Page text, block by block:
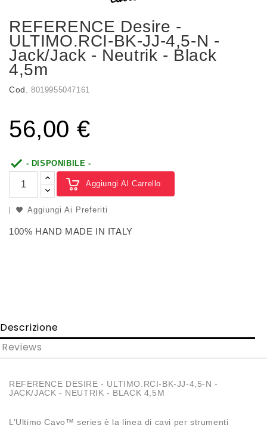
REFERENCE Desire -
ULTIMO.RCI-BK-JJ-4,5-N -
Jack/Jack - Neutrik - Black
4,5m
Cod. 8019955047161
56,00 €
 - DISPONIBILE -
Aggiungi Al Carrello
Aggiungi Ai Preferiti
100% HAND MADE IN ITALY
Descrizione
Reviews
REFERENCE DESIRE - ULTIMO.RCI-BK-JJ-4,5-N -
JACK/JACK - NEUTRIK - BLACK 4,5M
L’Ultimo Cavo™ series è la linea di cavi per strumenti